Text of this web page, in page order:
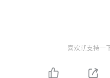
喜欢就支持一